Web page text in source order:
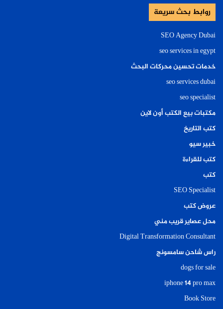
روابط بحث سريعة
SEO Agency Dubai
seo services in egypt
خدمات تحسين محركات البحث
seo services dubai
seo specialist
مكتبات بيع الكتب أون لاين
كتب التاريخ
خبير سيو
كتب للقراءة
كتب
SEO Specialist
عروض كتب
محل عصاير قريب مني
Digital Transformation Consultant
راس شاحن سامسونج
dogs for sale
iphone 14 pro max
Book Store